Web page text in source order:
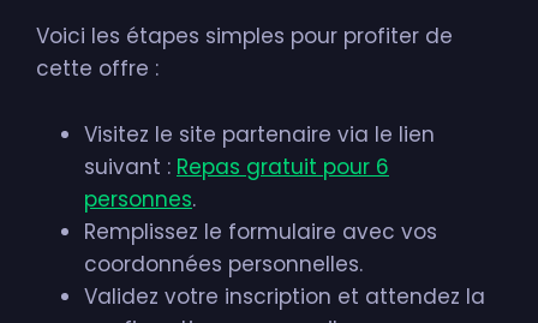
Voici les étapes simples pour profiter de
cette offre :
Visitez le site partenaire via le lien
suivant : Repas gratuit pour 6
personnes.
Remplissez le formulaire avec vos
coordonnées personnelles.
Validez votre inscription et attendez la